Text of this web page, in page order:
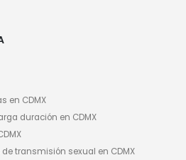
en CDMX
duración en CDMX
transmisión sexual en CDMX